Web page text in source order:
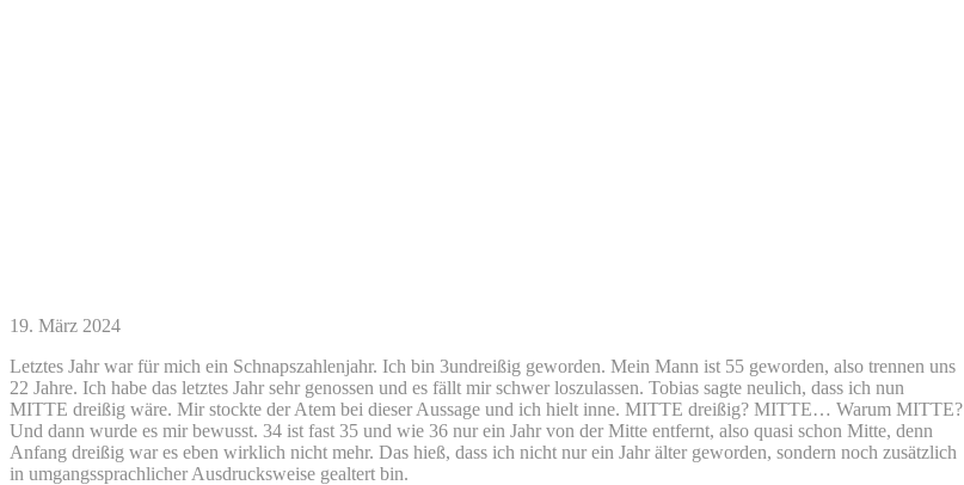
19. März 2024
Letztes Jahr war für mich ein Schnapszahlenjahr. Ich bin 3undreißig geworden. Mein Mann ist 55 geworden, also trennen uns
22 Jahre. Ich habe das letztes Jahr sehr genossen und es fällt mir schwer loszulassen. Tobias sagte neulich, dass ich nun
MITTE dreißig wäre. Mir stockte der Atem bei dieser Aussage und ich hielt inne. MITTE dreißig? MITTE… Warum MITTE?
Und dann wurde es mir bewusst. 34 ist fast 35 und wie 36 nur ein Jahr von der Mitte entfernt, also quasi schon Mitte, denn
Anfang dreißig war es eben wirklich nicht mehr. Das hieß, dass ich nicht nur ein Jahr älter geworden, sondern noch zusätzlich
in umgangssprachlicher Ausdrucksweise gealtert bin.